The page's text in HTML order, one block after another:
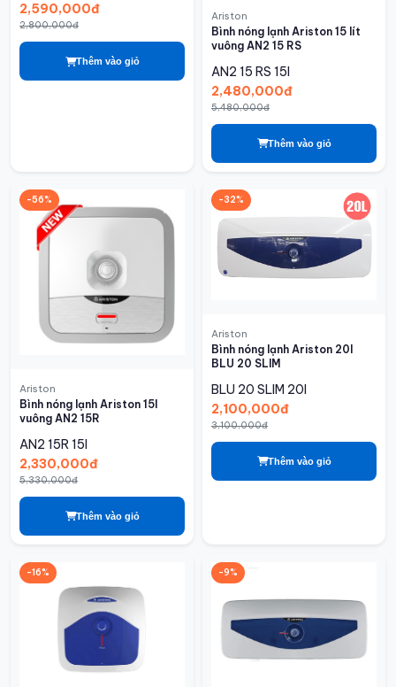
2,590,000đ
2,800,000đ
Thêm vào giỏ
Ariston
Bình nóng lạnh Ariston 15 lít
vuông AN2 15 RS
AN2 15 RS 15l
2,480,000đ
5,480,000đ
Thêm vào giỏ
-56%
Ariston
Bình nóng lạnh Ariston 15l
vuông AN2 15R
AN2 15R 15l
2,330,000đ
5,330,000đ
Thêm vào giỏ
-32%
Ariston
Bình nóng lạnh Ariston 20l
BLU 20 SLIM
BLU 20 SLIM 20l
2,100,000đ
3,100,000đ
Thêm vào giỏ
-16% -9%